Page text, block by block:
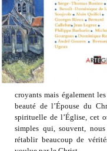
croyants mais également
beauté de l’Épouse du
spirituelle de l’Église, cet
simples qui, souvent,
rétablir beaucoup de